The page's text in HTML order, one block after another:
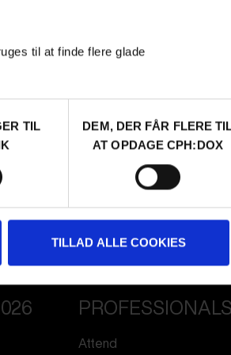
til at finde flere glade
TIL
DEM, DER FÅR FLERE
AT OPDAGE CPH:DOX
TILLAD ALLE COOKIES
Nationality
Italy
PROFESSIONALS
Attend